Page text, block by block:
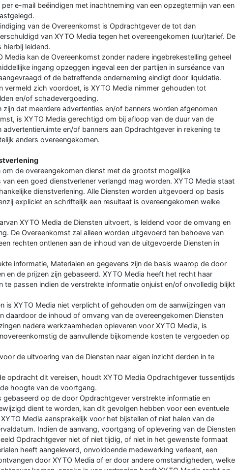
e-mail beëindigen met inachtneming van een opzegtermijn van een
van de Overeenkomst is Opdrachtgever de tot dan
van XYTO Media tegen het overeengekomen (uur)tarief. De
hierbij leidend.
Media kan de Overeenkomst zonder nadere ingebrekestelling geheel
ingang opzeggen ingeval een der partijen in surséance van
of de betreffende onderneming eindigt door liquidatie.
vermeld zich voordoet, is XYTO Media nimmer gehouden tot
en/of schadevergoeding.
zijn dat meerdere advertenties en/of banners worden afgenomen
is XYTO Media gerechtigd om bij afloop van de duur van de
en/of banners aan Opdrachtgever in rekening te
anders overeengekomen.
om de overeengekomen dienst met de grootst mogelijke
een goed dienstverlener verlangd mag worden. XYTO Media staat
dienstverlening. Alle Diensten worden uitgevoerd op basis
expliciet en schriftelijk een resultaat is overeengekomen welke
XYTO Media de Diensten uitvoert, is leidend voor de omvang en
De Overeenkomst zal alleen worden uitgevoerd ten behoeve van
rechten ontlenen aan de inhoud van de uitgevoerde Diensten in
informatie, Materialen en gegevens zijn de basis waarop de door
en de prijzen zijn gebaseerd. XYTO Media heeft het recht haar
te passen indien de verstrekte informatie onjuist en/of onvolledig blijkt
is XYTO Media niet verplicht of gehouden om de aanwijzingen van
daardoor de inhoud of omvang van de overeengekomen Diensten
nadere werkzaamheden opleveren voor XYTO Media, is
de aanvullende bijkomende kosten te vergoeden op
de uitvoering van de Diensten naar eigen inzicht derden in te
opdracht dit vereisen, houdt XYTO Media Opdrachtgever tussentijds
hoogte van de voortgang.
gebaseerd op de door Opdrachtgever verstrekte informatie en
dient te worden, kan dit gevolgen hebben voor een eventuele
Media aansprakelijk voor het bijstellen of niet halen van de
Indien de aanvang, voortgang of oplevering van de Diensten
Opdrachtgever niet of niet tijdig, of niet in het gewenste formaat
heeft aangeleverd, onvoldoende medewerking verleent, een
door XYTO Media of er door andere omstandigheden, welke